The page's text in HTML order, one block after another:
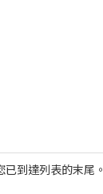
已到達列表的末尾。